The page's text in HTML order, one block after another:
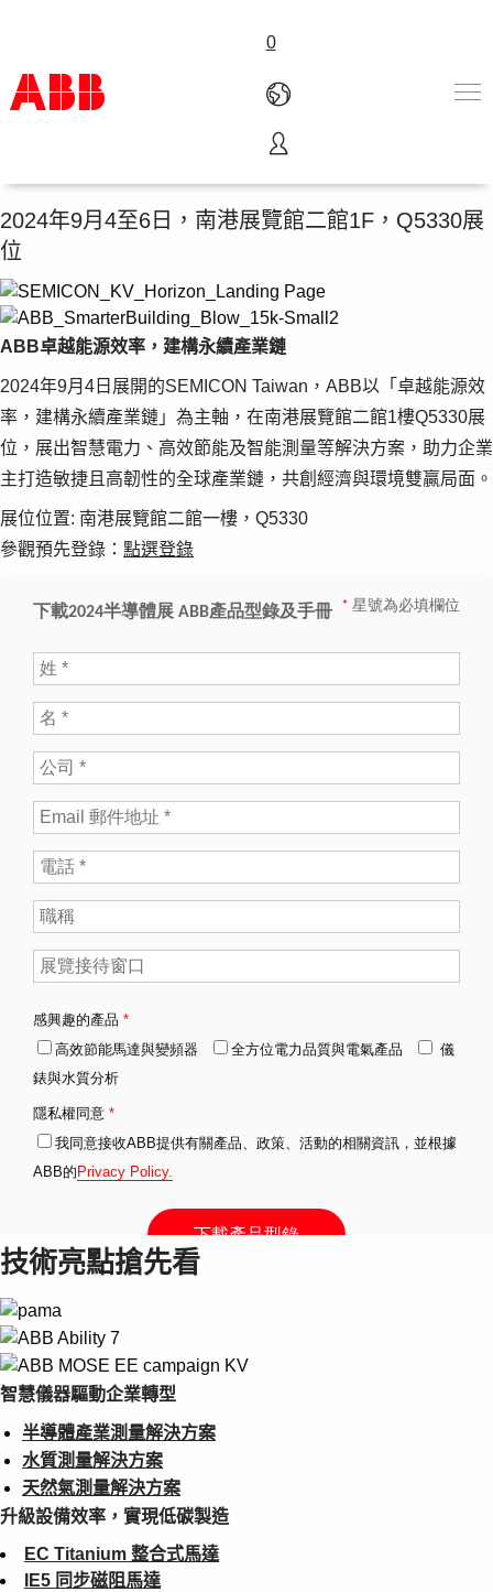
0
產品&解決方案
產業
服務
關於ABB
聯繫我們
Suggestions
See more products
Shopping list preview
卓越能源效率，建構永續產業鏈
2024年9月4至6日，南港展覽館二館1F，Q5330展
位
ABB卓越能源效率，建構永續產業鏈
2024年9月4日展開的SEMICON Taiwan，ABB以「卓越能源效
率，建構永續產業鏈」為主軸，在南港展覽館二館1樓Q5330展
位，展出智慧電力、高效節能及智能測量等解決方案，助力企業
主打造敏捷且高韌性的全球產業鏈，共創經濟與環境雙贏局面。
展位位置: 南港展覽館二館一樓，Q5330
參觀預先登錄： 點選登錄
技術亮點搶先看
智慧儀器驅動企業轉型
半導體產業測量解決方案
水質測量解決方案
天然氣測量解決方案
升級設備效率，實現低碳製造
EC Titanium 整合式馬達
IE5 同步磁阻馬達